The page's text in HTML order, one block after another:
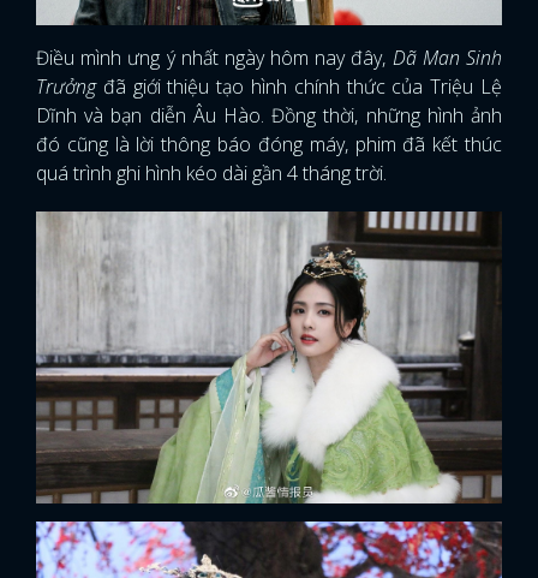
Điều mình ưng ý nhất ngày hôm nay đây, Dã Man Sinh
Trưởngđã giới thiệu tạo hình chính thức của Triệu Lệ
Dĩnh và bạn diễn Âu Hào. Đồng thời, những hình ảnh
đó cũng là lời thông báo đóng máy, phim đã kết thúc
quá trình ghi hình kéo dài gần 4 tháng trời.